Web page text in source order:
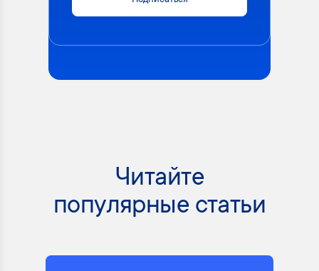
Читайте
популярные статьи